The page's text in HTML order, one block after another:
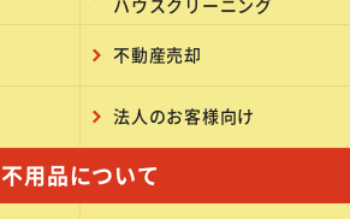
不動産売却
法人のお客様向け
不用品について